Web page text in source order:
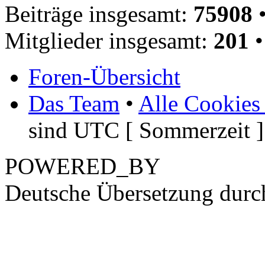
Beiträge insgesamt: 75908
Mitglieder insgesamt: 201
Foren-Übersicht
Das Team • Alle Cookies
sind UTC [ Sommerzeit ]
POWERED_BY
Deutsche Übersetzung